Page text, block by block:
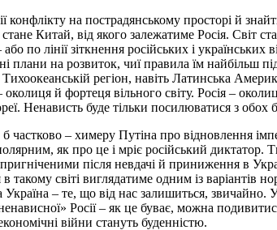
на пострадянському просторі й
Китай, від якого залежатиме Росія.
по лінії зіткнення російських і
плани на розвиток, чиї правила їм найбільш
регіон, навіть Латинська
околиця й фортеця вільного світу. Росія –
Ненависть буде тільки посилюватися з обох
частково – химеру Путіна про відновлення
як про це і мріє російський
після невдачі й приниження в
світі виглядатиме одним із варіантів
– те, що від нас залишиться,
Росії – як це буває, можна
війни стануть буденністю.